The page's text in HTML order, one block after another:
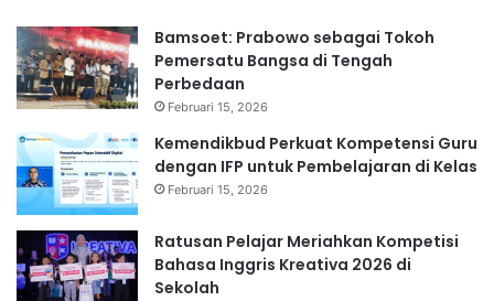
Bamsoet: Prabowo sebagai Tokoh
Pemersatu Bangsa di Tengah
Perbedaan
Februari 15, 2026
Kemendikbud Perkuat Kompetensi Guru
dengan IFP untuk Pembelajaran di Kelas
Februari 15, 2026
Ratusan Pelajar Meriahkan Kompetisi
Bahasa Inggris Kreativa 2026 di
Sekolah